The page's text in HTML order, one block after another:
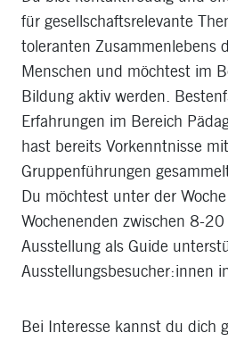
für gesellschaftsrelevante
toleranten Zusammenlebens
Menschen und möchtest im
Bildung aktiv werden.
Erfahrungen im Bereich
hast bereits Vorkenntnisse
Gruppenführungen
Du möchtest unter der
Wochenenden zwischen 8-
Ausstellung als Guide
Ausstellungsbesucher:innen
Bei Interesse kannst du dich